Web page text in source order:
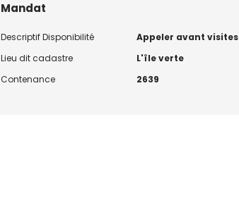
Mandat
Descriptif Disponibilité
Appeler avant visites
Lieu dit cadastre
L'île verte
Contenance
2639